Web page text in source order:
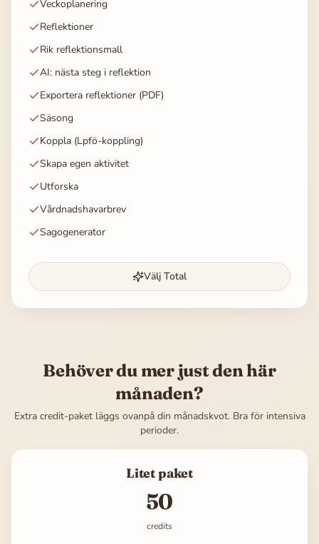
Veckoplanering
Reflektioner
Rik reflektionsmall
AI: nästa steg i reflektion
Exportera reflektioner (PDF)
Säsong
Koppla (Lpfö-koppling)
Skapa egen aktivitet
Utforska
Vårdnadshavarbrev
Sagogenerator
Välj Total
Behöver du mer just den här
månaden?
Extra credit-paket läggs ovanpå din månadskvot. Bra för intensiva
perioder.
Litet paket
50
credits